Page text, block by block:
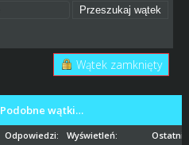
Wątek zamknięty
Podobne wątki…
Odpowiedzi: Wyświetleń: Ostatni